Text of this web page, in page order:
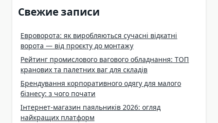
Свежие записи
Евроворота: як виробляються сучасні відкатні
ворота — від проєкту до монтажу
Рейтинг промислового вагового обладнання: ТОП
кранових та палетних ваг для складів
Брендування корпоративного одягу для малого
бізнесу: з чого почати
Інтернет-магазин паяльників 2026: огляд
найкращих платформ